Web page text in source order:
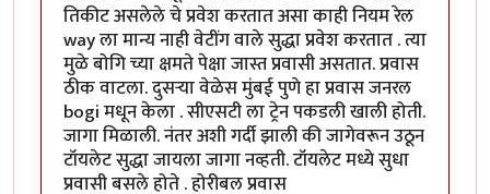
तिकीट असलेले चे प्रवेश करतात असा काही नियम रेल
way ला मान्य नाही वेटींग वाले सुद्धा प्रवेश करतात . त्या
मुळे बोगि च्या क्षमते पेक्षा जास्त प्रवासी असतात. प्रवास
ठीक वाटला. दुसऱ्या वेळेस मुंबई पुणे हा प्रवास जनरल
bogi मधून केला . सीएसटी ला ट्रेन पकडली खाली होती.
जागा मिळाली. नंतर अशी गर्दी झाली की जागेवरून उठून
टॉयलेट सुद्धा जायला जागा नव्हती. टॉयलेट मध्ये सुधा
प्रवासी बसले होते . होरीबल प्रवास